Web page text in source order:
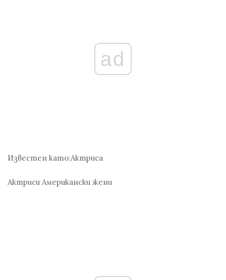
ad
Известен като:Актриса
Актриси Американски жени